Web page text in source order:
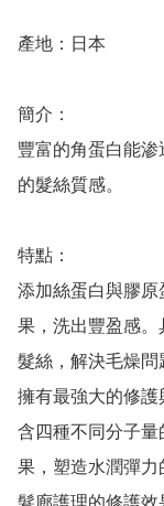
產地：日本
簡介：
豐富的角蛋白能
的髮絲質感。
特點：
添加絲蛋白與膠
果，洗出豐盈感
髮絲，解決毛燥問
擁有最強大的修護
含四種不同分子
果，塑造水潤彈